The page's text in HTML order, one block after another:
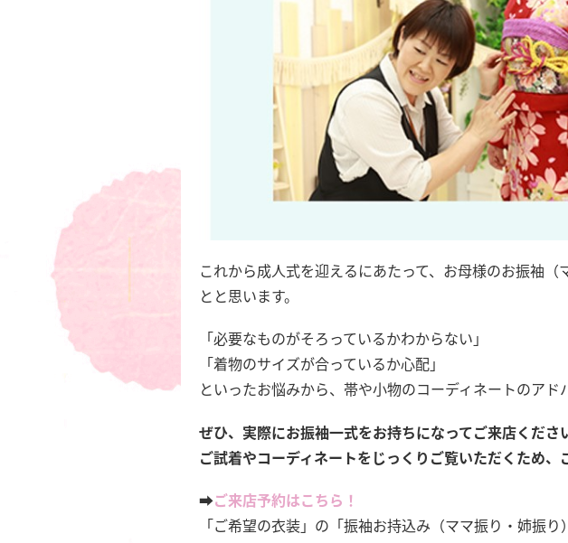
これから成人式を迎えるにあたって、お母様のお振袖
とと思います。
「必要なものがそろっているかわからない」
「着物のサイズが合っているか心配」
といったお悩みから、帯や小物のコーディネートのア
ぜひ、実際にお振袖一式をお持ちになってご来店くださ
ご試着やコーディネートをじっくりご覧いただくため、
➡️ご来店予約はこちら！
「ご希望の衣装」の「振袖お持込み（ママ振り・姉振